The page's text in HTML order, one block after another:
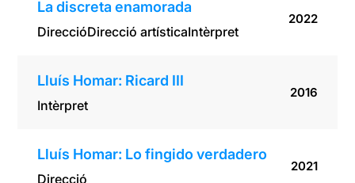
La discreta enamorada
DireccióDirecció artísticaIntèrpret
2022
Lluís Homar: Ricard III
Intèrpret
2016
Lluís Homar: Lo fingido verdadero
Direcció
2021